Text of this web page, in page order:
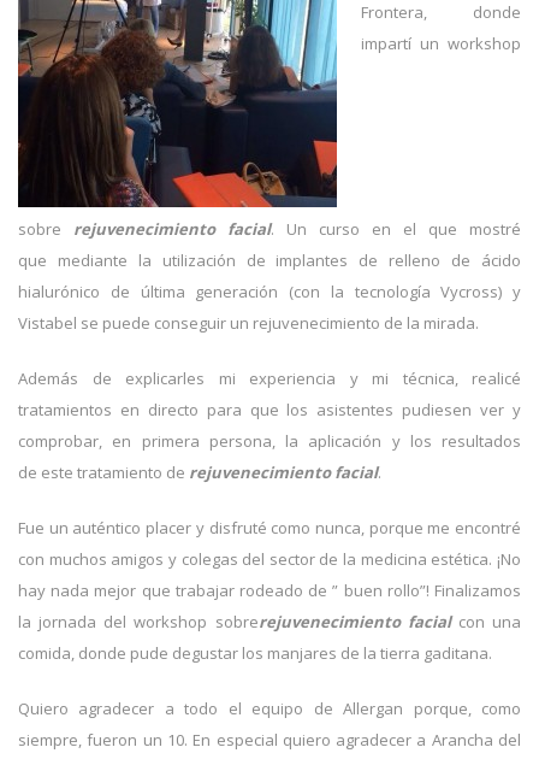
Frontera, donde
impartí un workshop
sobre rejuvenecimiento facial. Un curso en el que mostré
que mediante la utilización de implantes de relleno de ácido
hialurónico de última generación (con la tecnología Vycross) y
Vistabel se puede conseguir un rejuvenecimiento de la mirada.
Además de explicarles mi experiencia y mi técnica, realicé
tratamientos en directo para que los asistentes pudiesen ver y
comprobar, en primera persona, la aplicación y los resultados
de este tratamiento de rejuvenecimiento facial.
Fue un auténtico placer y disfruté como nunca, porque me encontré
con muchos amigos y colegas del sector de la medicina estética. ¡No
hay nada mejor que trabajar rodeado de ” buen rollo”! Finalizamos
la jornada del workshop sobrerejuvenecimiento facialcon una
comida, donde pude degustar los manjares de la tierra gaditana.
Quiero agradecer a todo el equipo de Allergan porque, como
siempre, fueron un 10. En especial quiero agradecer a Arancha del